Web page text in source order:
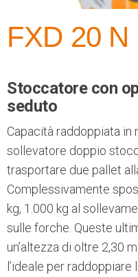
FXD 20 N
Stoccatore con
seduto
Capacità raddoppiata in
sollevatore doppio
trasportare due pallet
Complessivamente
kg, 1.000 kg al
sulle forche. Queste
un’altezza di oltre 2,30
l’ideale per